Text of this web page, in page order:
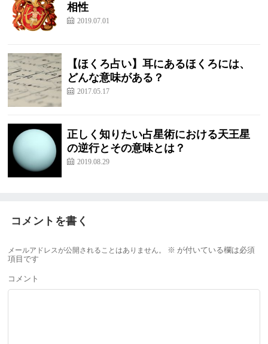
相性
2019.07.01
【ほくろ占い】耳にあるほくろには、
どんな意味がある？
2017.05.17
正しく知りたい占星術における天王星
の逆行とその意味とは？
2019.08.29
コメントを書く
メールアドレスが公開されることはありません。 ※ が付いている欄は必須
項目です
コメント